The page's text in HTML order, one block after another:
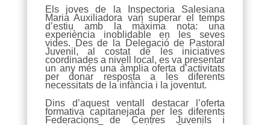
Els joves de la Inspectoria Salesiana
Maria Auxiliadora van superar el temps
d’estiu amb la màxima nota: una
experiència inoblidable en les seves
vides. Des de la Delegació de Pastoral
Juvenil, al costat de les iniciatives
coordinades a nivell local, es va presentar
un any més una àmplia oferta d’activitats
per donar resposta a les diferents
necessitats de la infància i la joventut.
Dins d’aquest ventall destacar l’oferta
formativa capitanejada per les diferents
Federacions de Centres Juvenils i